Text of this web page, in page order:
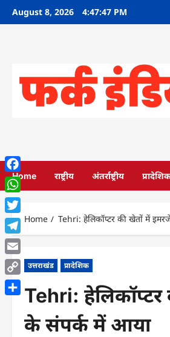
SkipAugust 8, 2026 4:47:48 PM
Home राष्ट्रीय अंतर्राष्ट्रीय
Home Tehri: हेलिकॉप्टर की खेतों में
उत्तराखंड प्रादेशिक
Tehri: हेलिकॉप्टर
के संपर्क में आया
Facebook
WhatsApp
Twitter
Telegram
Email
Copy
Link